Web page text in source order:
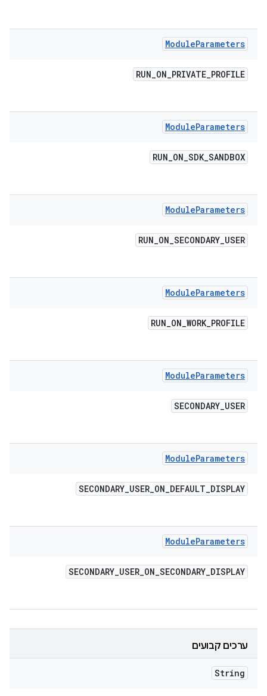
ModuleParameters
RUN_ON_PRIVATE_PROFILE
ModuleParameters
RUN_ON_SDK_SANDBOX
ModuleParameters
RUN_ON_SECONDARY_USER
ModuleParameters
RUN_ON_WORK_PROFILE
ModuleParameters
SECONDARY_USER
ModuleParameters
SECONDARY_USER_ON_DEFAULT_DISPLAY
ModuleParameters
SECONDARY_USER_ON_SECONDARY_DISPLAY
ערכים קבועים
String